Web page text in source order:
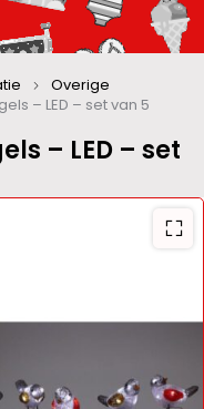
– LED – set
Overige
– LED – set van 5